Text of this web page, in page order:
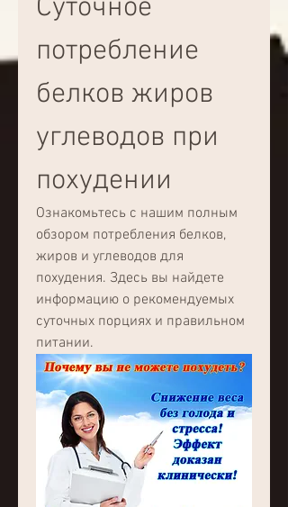
Суточное
потребление
белков жиров
углеводов при
похудении
Ознакомьтесь с нашим полным
обзором потребления белков,
жиров и углеводов для
похудения. Здесь вы найдете
информацию о рекомендуемых
суточных порциях и правильном
питании.